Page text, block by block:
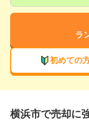
ラ
初めての
横浜市で売却に